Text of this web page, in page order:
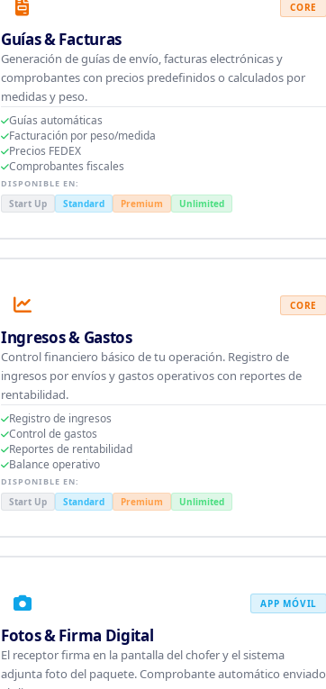
CORE
Guías & Facturas
Generación de guías de envío, facturas electrónicas y
comprobantes con precios predefinidos o calculados por
medidas y peso.
Guías automáticas
Facturación por peso/medida
Precios FEDEX
Comprobantes fiscales
DISPONIBLE EN:
Start Up Standard Premium Unlimited
CORE
Ingresos & Gastos
Control financiero básico de tu operación. Registro de
ingresos por envíos y gastos operativos con reportes de
rentabilidad.
Registro de ingresos
Control de gastos
Reportes de rentabilidad
Balance operativo
DISPONIBLE EN:
Start Up Standard Premium Unlimited
APP MÓVIL
Fotos & Firma Digital
El receptor firma en la pantalla del chofer y el sistema
adjunta foto del paquete. Comprobante automático enviado